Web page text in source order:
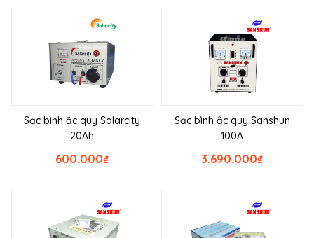
Sạc bình ắc quy Solarcity
20Ah
₫
600.000
Sạc bình ắc quy Sanshun
100A
₫
3.690.000